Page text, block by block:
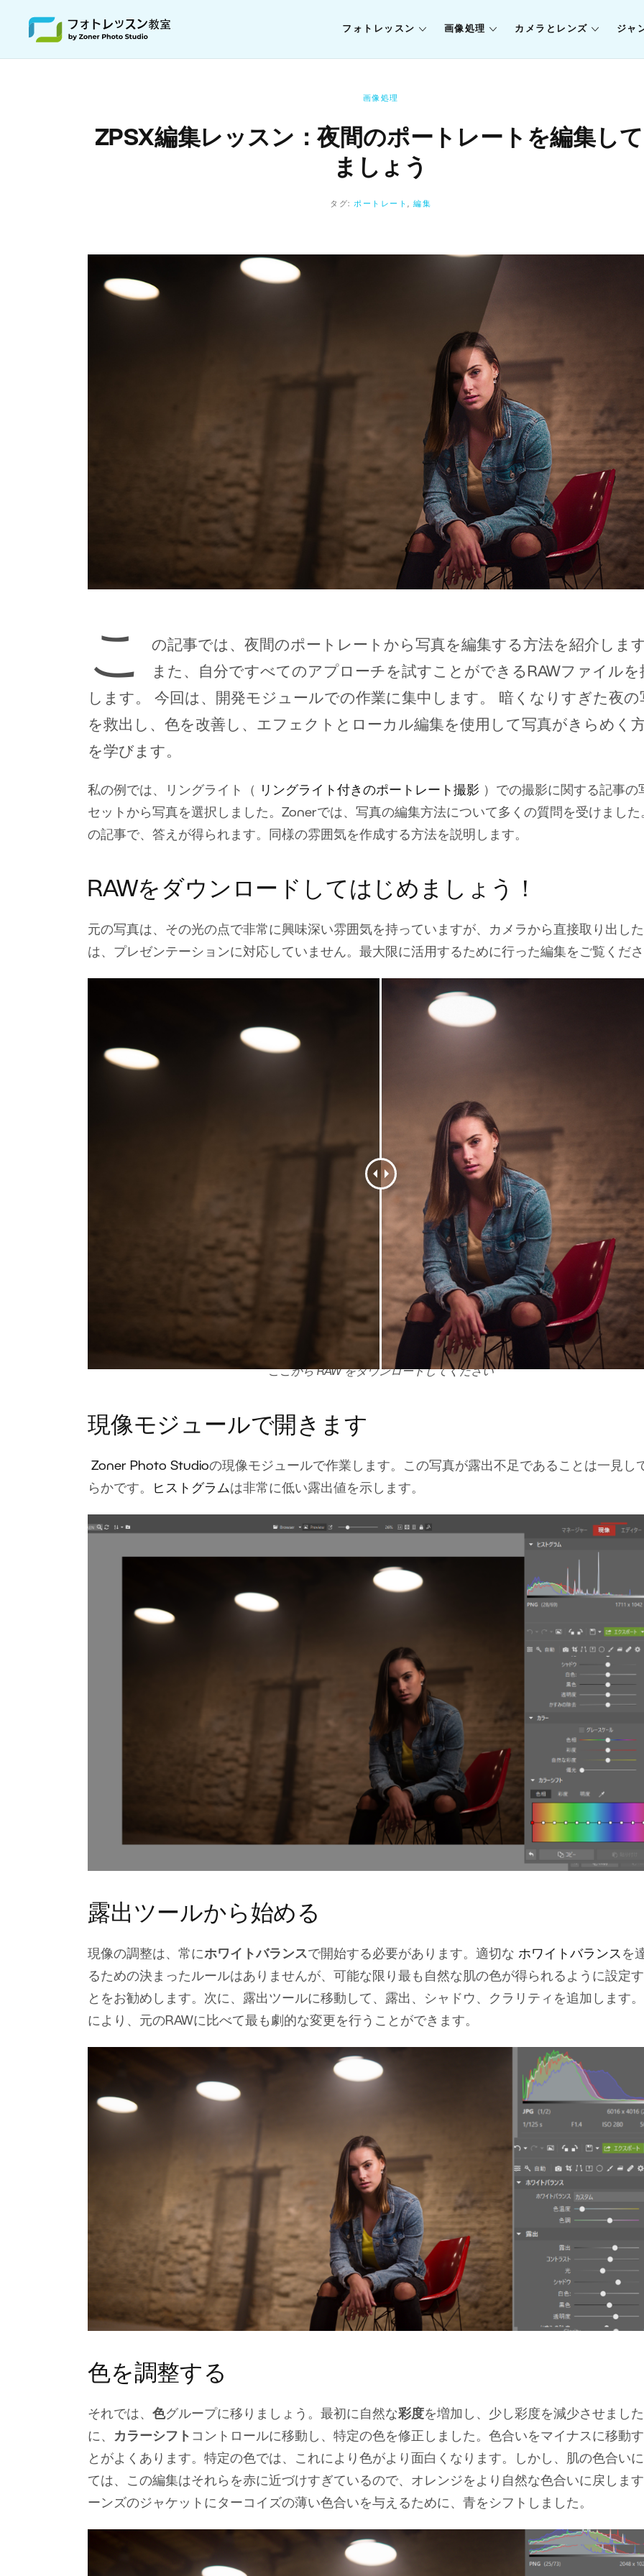
フォトレッスン 画像処理 カメラとレンズ ジャ
画像処理
ZPSX編集レッスン：夜間のポートレートを編集し
ましょう
タグ: ポートレート , 編集
こ
の記事では、夜間のポートレートから写真を編集する方法を紹介しま
また、自分ですべてのアプローチを試すことができるRAWファイルを
します。 今回は、開発モジュールでの作業に集中します。 暗くなりすぎた夜の
を救出し、色を改善し、エフェクトとローカル編集を使用して写真がきらめく
を学びます。
私の例では、リングライト（ リングライト付きのポートレート撮影 ）での撮影に関する記事の
セットから写真を選択しました。Zonerでは、写真の編集方法について多くの質問を受けました
の記事で、答えが得られます。同様の雰囲気を作成する方法を説明します。
RAWをダウンロードしてはじめましょう！
元の写真は、その光の点で非常に興味深い雰囲気を持っていますが、カメラから直接取り出し
は、プレゼンテーションに対応していません。最大限に活用するために行った編集をご覧くだ
ここから RAW をダウンロードしてください
現像モジュールで開きます
Zoner Photo Studioの現像モジュールで作業します。この写真が露出不足であることは一見し
らかです。
ヒストグラムは非常に低い露出値を示します。
露出ツールから始める
現像の調整は、常にホワイトバランスで開始する必要があります。適切な ホワイトバランス を
るための決まったルールはありませんが、可能な限り最も自然な肌の色が得られるように設定
とをお勧めします。次に、露出ツールに移動して、露出、シャドウ、クラリティを追加します
により、元のRAWに比べて最も劇的な変更を行うことができます。
色を調整する
それでは、 色グループに移りましょう。最初に自然な彩度を増加し、少し彩度を減少させまし
に、
カラーシフト コントロールに移動し、特定の色を修正しました。色合いをマイナスに移動
とがよくあります。特定の色では、これにより色がより面白くなります。しかし、肌の色合い
ては、この編集はそれらを赤に近づけすぎているので、オレンジをより自然な色合いに戻しま
ーンズのジャケットにターコイズの薄い色合いを与えるために、青をシフトしました。